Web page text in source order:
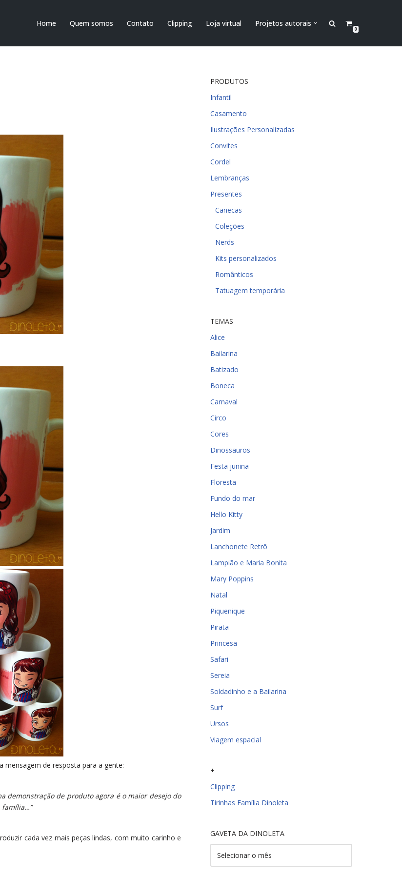
Home Quem somos Contato Clipping Loja virtual Projetos autorais
0
mensagem de resposta para a gente:
demonstração de produto agora é o maior desejo do
família…”
cada vez mais peças lindas, com muito carinho e
PRODUTOS
Infantil
Casamento
Ilustrações Personalizadas
Convites
Cordel
Lembranças
Presentes
Canecas
Coleções
Nerds
Kits personalizados
Românticos
Tatuagem temporária
TEMAS
Alice
Bailarina
Batizado
Boneca
Carnaval
Circo
Cores
Dinossauros
Festa junina
Floresta
Fundo do mar
Hello Kitty
Jardim
Lanchonete Retrô
Lampião e Maria Bonita
Mary Poppins
Natal
Piquenique
Pirata
Princesa
Safari
Sereia
Soldadinho e a Bailarina
Surf
Ursos
Viagem espacial
+
Clipping
Tirinhas Família Dinoleta
GAVETA DA DINOLETA